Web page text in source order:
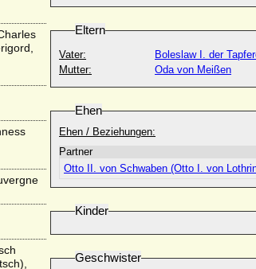
Eltern
Vater:
Boleslaw I. der
Mutter:
Oda von Meißen
Ehen
Ehen / Beziehungen:
Partner
Otto II. von Schwaben (Otto I. von
Kinder
Geschwister